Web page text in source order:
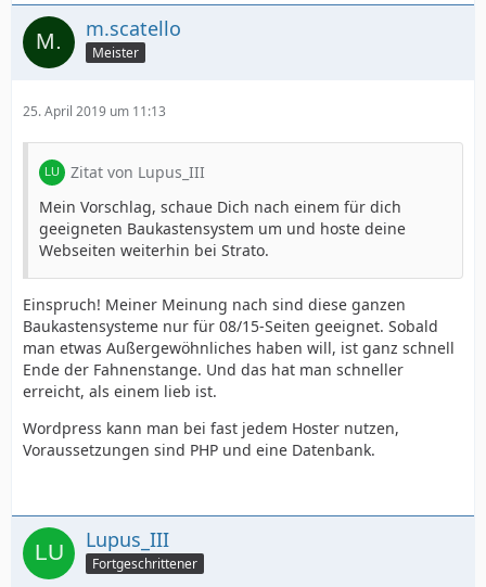
m.scatello
Meister
25. April 2019 um 11:13
Zitat von Lupus_III
Mein Vorschlag, schaue Dich nach einem für dich
geeigneten Baukastensystem um und hoste deine
Webseiten weiterhin bei Strato.
Einspruch! Meiner Meinung nach sind diese ganzen
Baukastensysteme nur für 08/15-Seiten geeignet. Sobald
man etwas Außergewöhnliches haben will, ist ganz schnell
Ende der Fahnenstange. Und das hat man schneller
erreicht, als einem lieb ist.
Wordpress kann man bei fast jedem Hoster nutzen,
Voraussetzungen sind PHP und eine Datenbank.
Lupus_III
Fortgeschrittener